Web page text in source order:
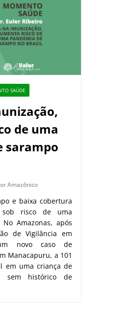
SAÚDE
de uma
sarampo
Amazônico
e baixa cobertura
risco de uma
Amazonas, após
de Vigilância em
novo caso de
Manacapuru, a 101
em uma criança de
histórico de